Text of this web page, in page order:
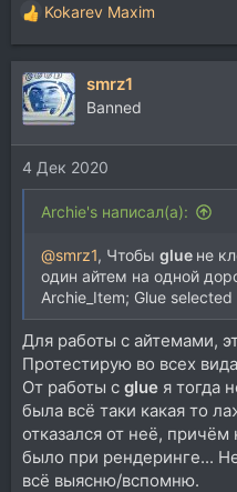
Р
е
а
к
ц
и
и
:
Kokarev Maxim
smrz1
Banned
4 Дек 2020
Archie's написал(а):
@smrz1, Чтобы glue не
один айтем на одной
Archie_Item; Glue
Для работы с айтемами,
Протестирую во всех
От работы с glue я тогда
была всё таки какая то
отказался от неё,
было при рендеринге...
всё выясню/вспомню.